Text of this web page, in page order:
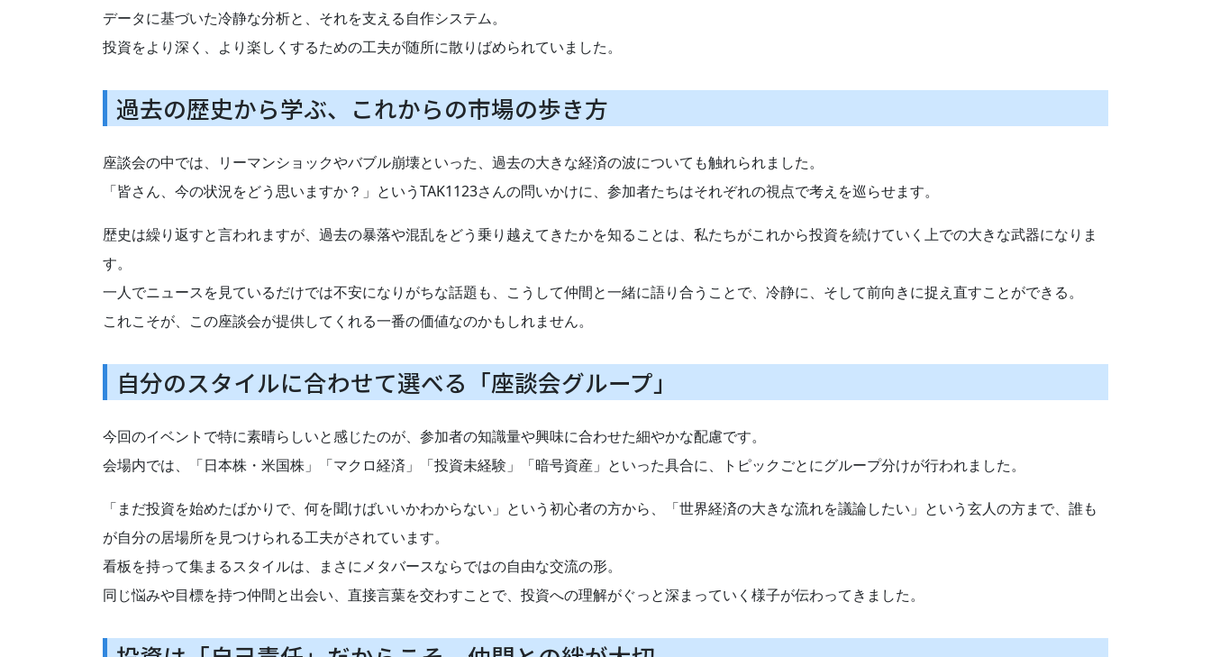
データに基づいた冷静な分析と、それを支える自作システム。
投資をより深く、より楽しくするための工夫が随所に散りばめられていました。
過去の歴史から学ぶ、これからの市場の歩き方
座談会の中では、リーマンショックやバブル崩壊といった、過去の大きな経済の波についても触れられました。
「皆さん、今の状況をどう思いますか？」というTAK1123さんの問いかけに、参加者たちはそれぞれの視点で考えを巡らせます。
歴史は繰り返すと言われますが、過去の暴落や混乱をどう乗り越えてきたかを知ることは、私たちがこれから投資を続けていく上での大きな武器になりま
す。
一人でニュースを見ているだけでは不安になりがちな話題も、こうして仲間と一緒に語り合うことで、冷静に、そして前向きに捉え直すことができる。
これこそが、この座談会が提供してくれる一番の価値なのかもしれません。
自分のスタイルに合わせて選べる「座談会グループ」
今回のイベントで特に素晴らしいと感じたのが、参加者の知識量や興味に合わせた細やかな配慮です。
会場内では、「日本株・米国株」「マクロ経済」「投資未経験」「暗号資産」といった具合に、トピックごとにグループ分けが行われました。
「まだ投資を始めたばかりで、何を聞けばいいかわからない」という初心者の方から、「世界経済の大きな流れを議論したい」という玄人の方まで、誰も
が自分の居場所を見つけられる工夫がされています。
看板を持って集まるスタイルは、まさにメタバースならではの自由な交流の形。
同じ悩みや目標を持つ仲間と出会い、直接言葉を交わすことで、投資への理解がぐっと深まっていく様子が伝わってきました。